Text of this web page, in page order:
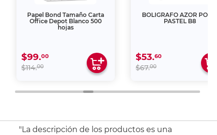
Papel Bond Tamaño Carta
Office Depot Blanco 500
hojas
$99.00
$114.00
BOLIGRAFO AZOR
PASTEL B8
$53.60
$67.00
"La descripción de los productos es una